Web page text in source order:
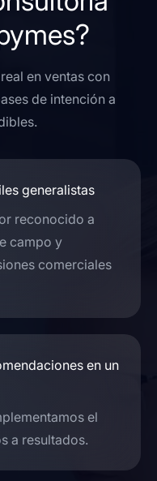
en ventas con
de intención a
generalistas
reconocido a
campo y
comerciales
en un
el
a resultados.